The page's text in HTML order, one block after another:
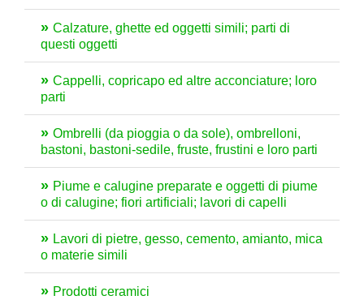
Calzature, ghette ed oggetti simili; parti di
questi oggetti
Cappelli, copricapo ed altre acconciature; loro
parti
Ombrelli (da pioggia o da sole), ombrelloni,
bastoni, bastoni-sedile, fruste, frustini e loro parti
Piume e calugine preparate e oggetti di piume
o di calugine; fiori artificiali; lavori di capelli
Lavori di pietre, gesso, cemento, amianto, mica
o materie simili
Prodotti ceramici